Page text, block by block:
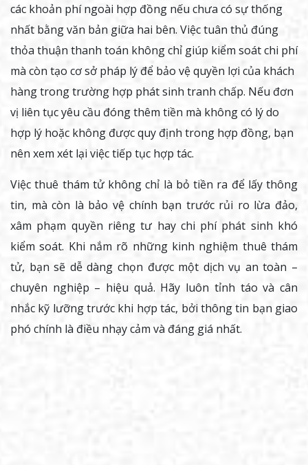
các khoản phí ngoài hợp đồng nếu chưa có sự thống
nhất bằng văn bản giữa hai bên. Việc tuân thủ đúng
thỏa thuận thanh toán không chỉ giúp kiểm soát chi phí
mà còn tạo cơ sở pháp lý để bảo vệ quyền lợi của khách
hàng trong trường hợp phát sinh tranh chấp. Nếu đơn
vị liên tục yêu cầu đóng thêm tiền mà không có lý do
hợp lý hoặc không được quy định trong hợp đồng, bạn
nên xem xét lại việc tiếp tục hợp tác.
Việc thuê thám tử không chỉ là bỏ tiền ra để lấy thông
tin, mà còn là bảo vệ chính bạn trước rủi ro lừa đảo,
xâm phạm quyền riêng tư hay chi phí phát sinh khó
kiểm soát. Khi nắm rõ những kinh nghiệm thuê thám
tử, bạn sẽ dễ dàng chọn được một dịch vụ an toàn –
chuyên nghiệp – hiệu quả. Hãy luôn tỉnh táo và cân
nhắc kỹ lưỡng trước khi hợp tác, bởi thông tin bạn giao
phó chính là điều nhạy cảm và đáng giá nhất.